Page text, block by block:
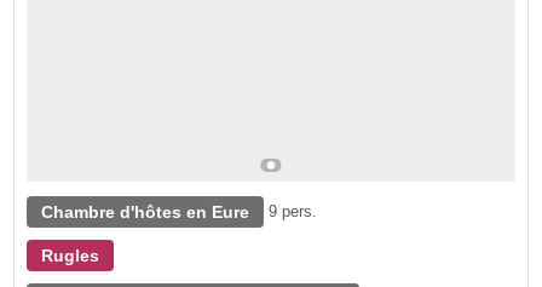
Chambre d'hôtes en Eure 9 pers.
Rugles